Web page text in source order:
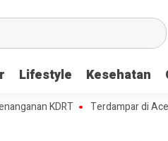
Lifestyle Kesehatan
KDRT Terdampar di Aceh, 230